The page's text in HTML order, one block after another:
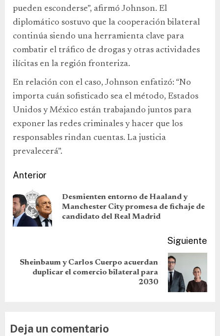
pueden esconderse”, afirmó Johnson. El
diplomático sostuvo que la cooperación bilateral
continúa siendo una herramienta clave para
combatir el tráfico de drogas y otras actividades
ilícitas en la región fronteriza.
En relación con el caso, Johnson enfatizó: “No
importa cuán sofisticado sea el método, Estados
Unidos y México están trabajando juntos para
exponer las redes criminales y hacer que los
responsables rindan cuentas. La justicia
prevalecerá”.
Anterior
Desmienten entorno de Haaland y
Manchester City promesa de fichaje de
candidato del Real Madrid
Siguiente
Sheinbaum y Carlos Cuerpo acuerdan
duplicar el comercio bilateral para
2030
Deja un comentario